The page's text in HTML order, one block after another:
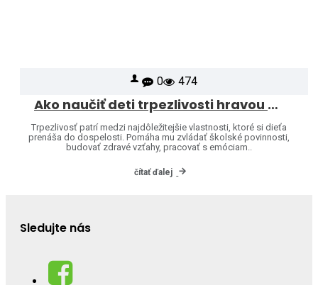
0 474
Ako naučiť deti trpezlivosti hravou formou
Trpezlivosť patrí medzi najdôležitejšie vlastnosti, ktoré si dieťa
prenáša do dospelosti. Pomáha mu zvládať školské povinnosti,
budovať zdravé vzťahy, pracovať s emóciam..
čítať ďalej
Sledujte nás